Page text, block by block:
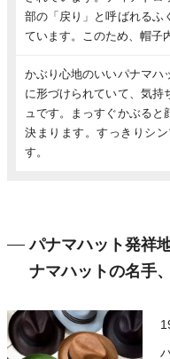
部の「戻り」と呼ばれるふ
ています。このため、帽子
かぶり心地のいいパナマハ
に形づけられていて、気持
ュです。まっすぐかぶると
決まります。すっきりシ
す。
パナマハット発祥
ナマハットの名手、